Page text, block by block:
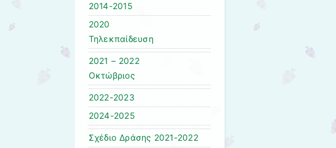
2014-2015
2020
Τηλεκπαίδευση
2021 – 2022
Οκτώβριος
2022-2023
2024-2025
Σχέδιο Δράσης 2021-2022